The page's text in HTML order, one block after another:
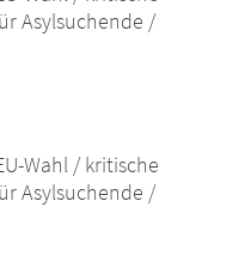
Asylsuchende /
Wahl / kritische
Asylsuchende /